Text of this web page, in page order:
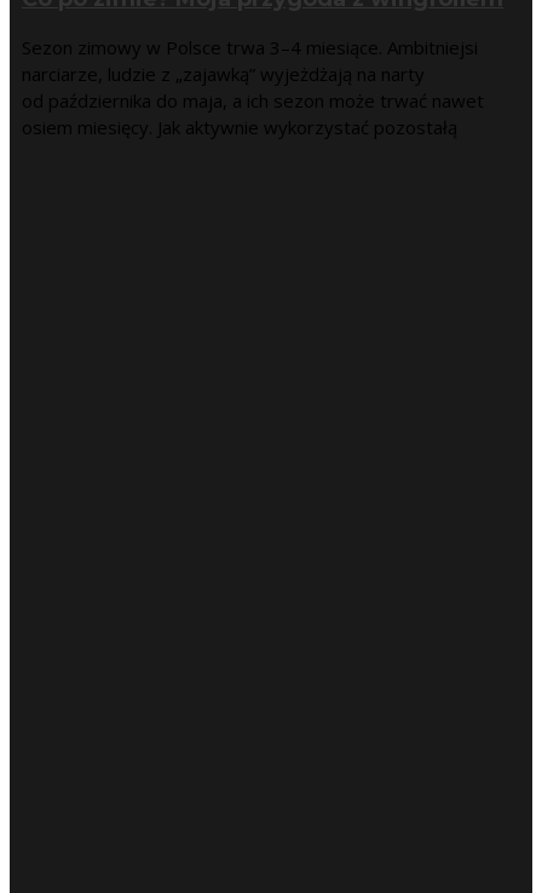
Sezon zimowy w Polsce trwa 3–4 miesiące. Ambitniejsi
narciarze, ludzie z „zajawką” wyjeżdżają na narty
od października do maja, a ich sezon może trwać nawet
osiem miesięcy. Jak aktywnie wykorzystać pozostałą